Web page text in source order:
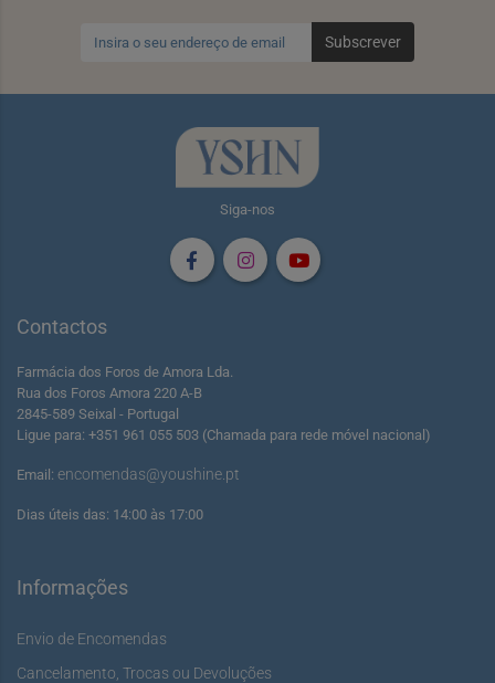
Subscrever
Siga-nos
Contactos
Farmácia dos Foros de Amora Lda.
Rua dos Foros Amora 220 A-B
2845-589 Seixal - Portugal
Ligue para: +351 961 055 503 (Chamada para rede móvel nacional)
Email: encomendas@youshine.pt
Dias úteis das: 14:00 às 17:00
Informações
Envio de Encomendas
Cancelamento, Trocas ou Devoluções